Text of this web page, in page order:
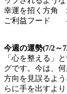
幸運を招く方角
ご利益フード
今週の運勢(7/2～
「心を整える」
グです。今は、
方向を見誤るよ
らに手を出すよ